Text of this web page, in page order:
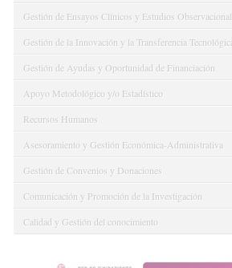
Gestión de Ensayos Clínicos y Estudios
Gestión de la Innovación y la Transferencia
Gestión de Ayudas y Oportunidad de Financiación
Apoyo Metodológico y/o Estadístico
Recursos Humanos
Asesoramiento y Gestión Económica-Administrativa
Gestión de Convenios y Donaciones
Comunicación y Promoción de la Investigación
Calidad y Gestión del conocimiento